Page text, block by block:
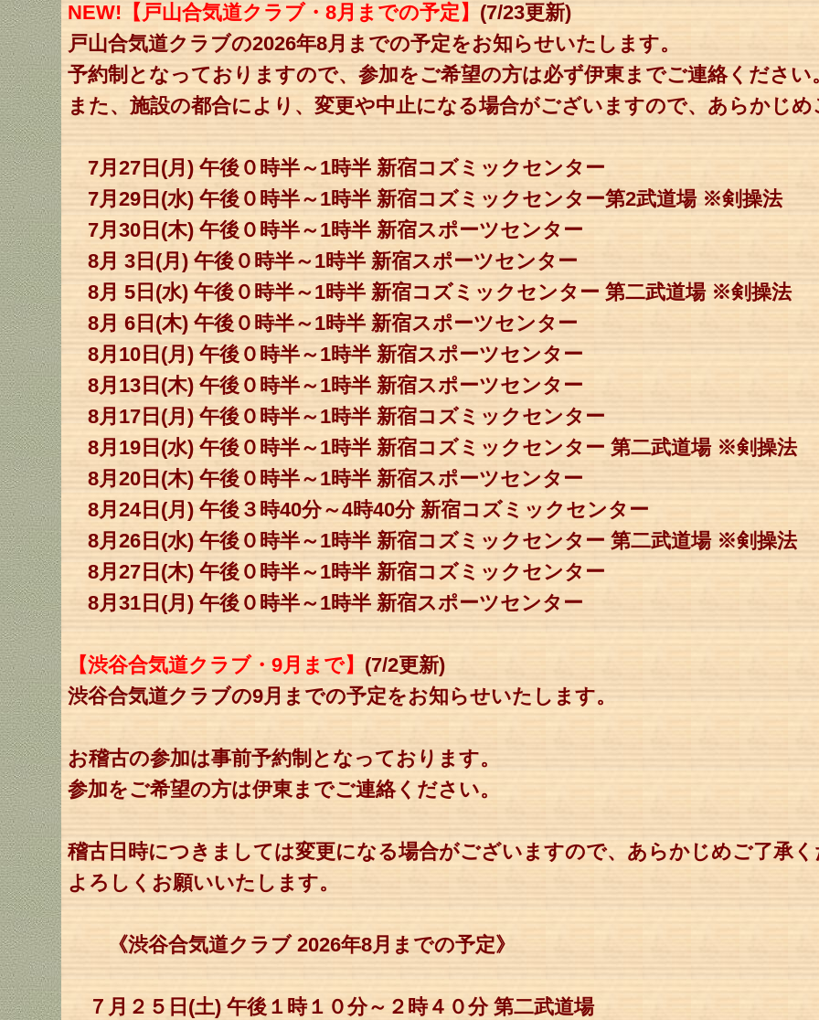
NEW!【戸山合気道クラブ・8月までの予定】 (7/23更新)
戸山合気道クラブの2026年8月までの予定をお知らせいたします。
予約制となっておりますので、参加をご希望の方は必ず伊東までご連絡ください
また、施設の都合により、変更や中止になる場合がございますので、あらかじ
7月27日(月) 午後０時半～1時半 新宿コズミックセンター
7月29日(水) 午後０時半～1時半 新宿コズミックセンター第2武道場 ※剣操法
7月30日(木) 午後０時半～1時半 新宿スポーツセンター
8月 3日(月) 午後０時半～1時半 新宿スポーツセンター
8月 5日(水) 午後０時半～1時半 新宿コズミックセンター 第二武道場 ※剣操法
8月 6日(木) 午後０時半～1時半 新宿スポーツセンター
8月10日(月) 午後０時半～1時半 新宿スポーツセンター
8月13日(木) 午後０時半～1時半 新宿スポーツセンター
8月17日(月) 午後０時半～1時半 新宿コズミックセンター
8月19日(水) 午後０時半～1時半 新宿コズミックセンター 第二武道場 ※剣操法
8月20日(木) 午後０時半～1時半 新宿スポーツセンター
8月24日(月) 午後３時40分～4時40分 新宿コズミックセンター
8月26日(水) 午後０時半～1時半 新宿コズミックセンター 第二武道場 ※剣操法
8月27日(木) 午後０時半～1時半 新宿コズミックセンター
8月31日(月) 午後０時半～1時半 新宿スポーツセンター
【渋谷合気道クラブ・9月まで】 (7/2更新)
渋谷合気道クラブの9月までの予定をお知らせいたします。
お稽古の参加は事前予約制となっております。
参加をご希望の方は伊東までご連絡ください。
稽古日時につきましては変更になる場合がございますので、あらかじめご了承
よろしくお願いいたします。
《渋谷合気道クラブ 2026年8月までの予定》
７月２５日(土) 午後１時１０分～２時４０分 第二武道場